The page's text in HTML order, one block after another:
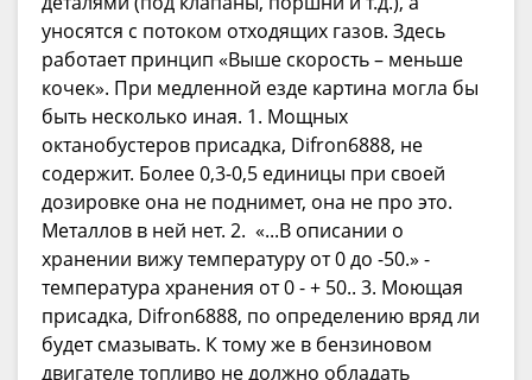
уносятся с потоком отходящих газов. Здесь
работает принцип «Выше скорость – меньше
кочек». При медленной езде картина могла бы
быть несколько иная. 1. Мощных
октанобустеров присадка, Difron6888, не
содержит. Более 0,3-0,5 единицы при своей
дозировке она не поднимет, она не про это.
Металлов в ней нет. 2. «...В описании о
хранении вижу температуру от 0 до -50.» -
температура хранения от 0 - + 50.. 3. Моющая
присадка, Difron6888, по определению вряд ли
будет смазывать. К тому же в бензиновом
двигателе топливо не должно обладать